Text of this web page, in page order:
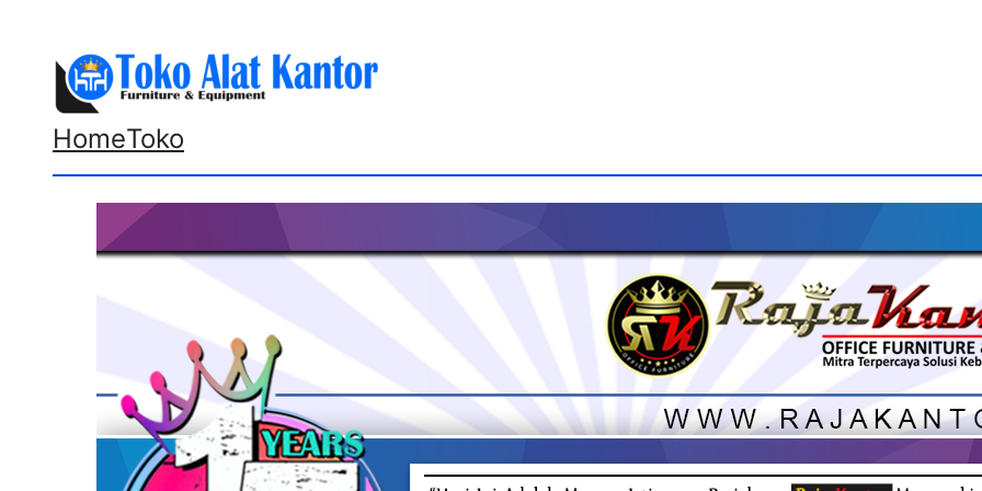
konten
HomeToko